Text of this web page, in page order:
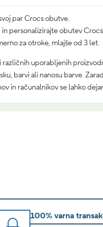
par Crocs obutve.
personalizirajte obutev
za otroke, mlajše od 3 let.
različnih uporabljenih
barvi ali nanosu barve.
in računalnikov se lahko
100% varna